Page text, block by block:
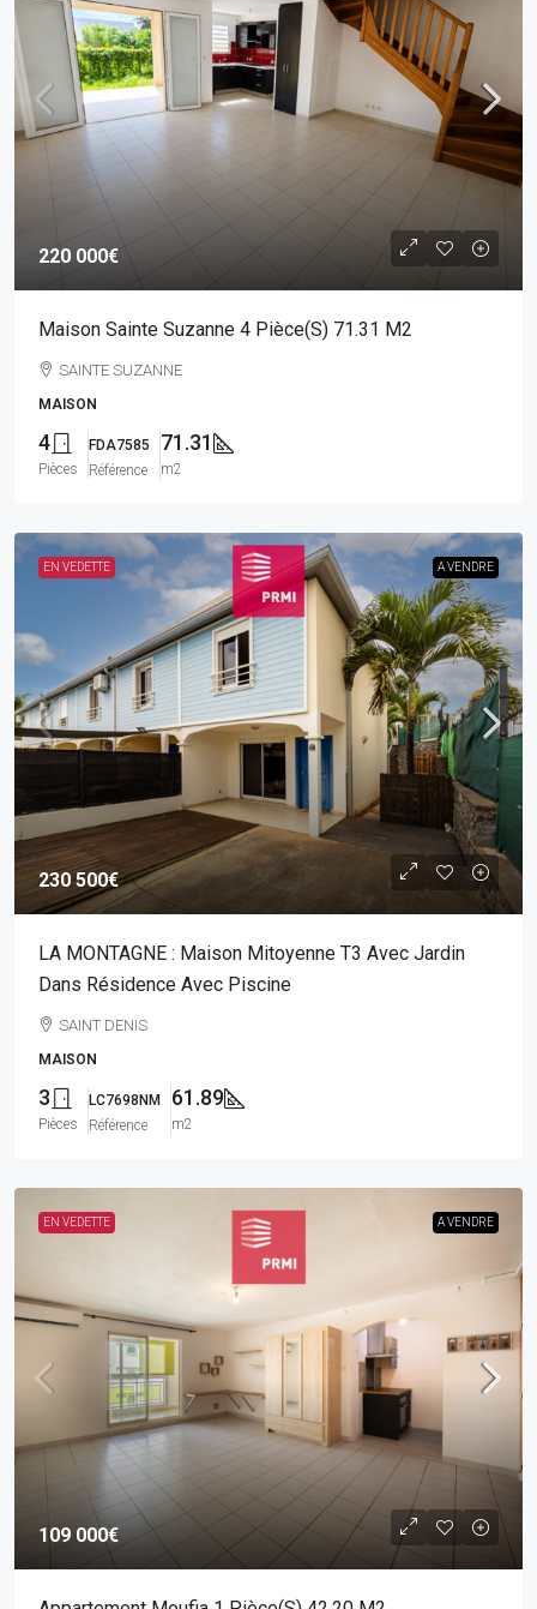
220 000€
Maison Sainte Suzanne 4 Pièce(s) 71.31 M2
SAINTE SUZANNE
MAISON
4
Pièces
FDA7585
Référence
71.31
m2
EN VEDETTE A VENDRE
230 500€
LA MONTAGNE : Maison Mitoyenne T3 Avec Jardin
Dans Résidence Avec Piscine
SAINT DENIS
MAISON
3
Pièces
LC7698NM
Référence
61.89
m2
EN VEDETTE A VENDRE
109 000€